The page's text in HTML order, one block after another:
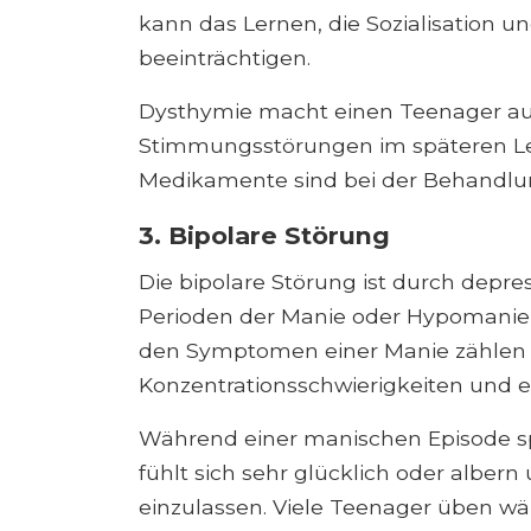
kann das Lernen, die Sozialisation
beeinträchtigen.
Dysthymie macht einen Teenager
Stimmungsstörungen im späteren
Medikamente sind bei der
3. Bipolare Störung
Die bipolare Störung ist durch
Perioden der Manie oder
den Symptomen einer Manie
Konzentrationsschwierigkeiten und
Während einer manischen Episode
fühlt sich sehr glücklich oder albern
einzulassen. Viele Teenager üben